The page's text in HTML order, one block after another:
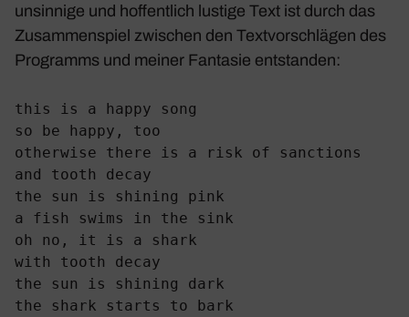
unsin­nige und hoffent­lich lustige Text ist durch das
Zusam­men­spiel zwischen den Text­vor­schlägen des
Programms und meiner Fantasie entstanden:
this is a happy song
so be happy, too
otherwise there is a risk of sanctions
and tooth decay
the sun is shining pink
a fish swims in the sink
oh no, it is a shark
with tooth decay
the sun is shining dark
the shark starts to bark